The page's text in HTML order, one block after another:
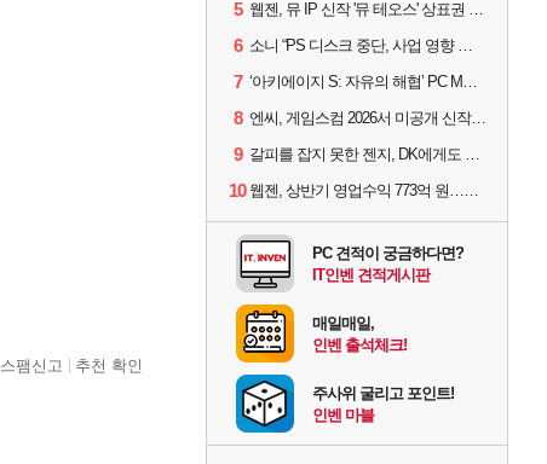
스팸신고 추천 확인
5 웹젠, 뮤 IP 신작 '뮤 테오스' 상표권 출원
6 소니 “PS 디스크 중단, 사업 영향 없다”
7 ‘아키에이지 S: 자유의 해협’ PC MMORPG로 개발한다
8 엔씨, 게임스컴 2026서 미공개 신작 최초 공개
9 갈피를 잡지 못한 젠지, DK에게도 0:2 패배
10 웹젠, 상반기 영업수익 773억 원…순이익 89% 증가
PC 견적이 궁금하다면?
IT인벤 견적게시판
매일매일,
인벤 출석체크!
주사위 굴리고 포인트!
인벤 마블